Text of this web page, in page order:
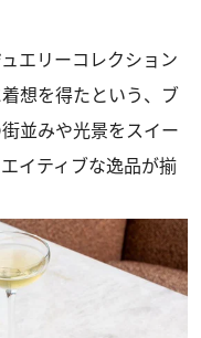
エリーコレクション
想を得たという、ブ
並みや光景をスイー
イティブな逸品が揃